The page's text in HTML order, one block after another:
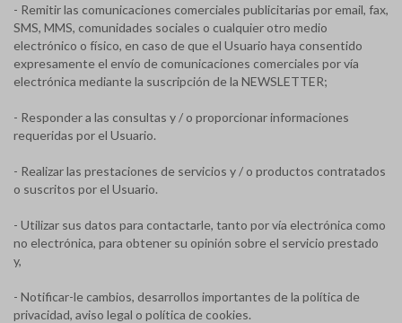
- Remitir las comunicaciones comerciales publicitarias por email, fax,
SMS, MMS, comunidades sociales o cualquier otro medio
electrónico o físico, en caso de que el Usuario haya consentido
expresamente el envío de comunicaciones comerciales por vía
electrónica mediante la suscripción de la NEWSLETTER;
- Responder a las consultas y / o proporcionar informaciones
requeridas por el Usuario.
- Realizar las prestaciones de servicios y / o productos contratados
o suscritos por el Usuario.
- Utilizar sus datos para contactarle, tanto por vía electrónica como
no electrónica, para obtener su opinión sobre el servicio prestado
y,
- Notificar-le cambios, desarrollos importantes de la política de
privacidad, aviso legal o política de cookies.